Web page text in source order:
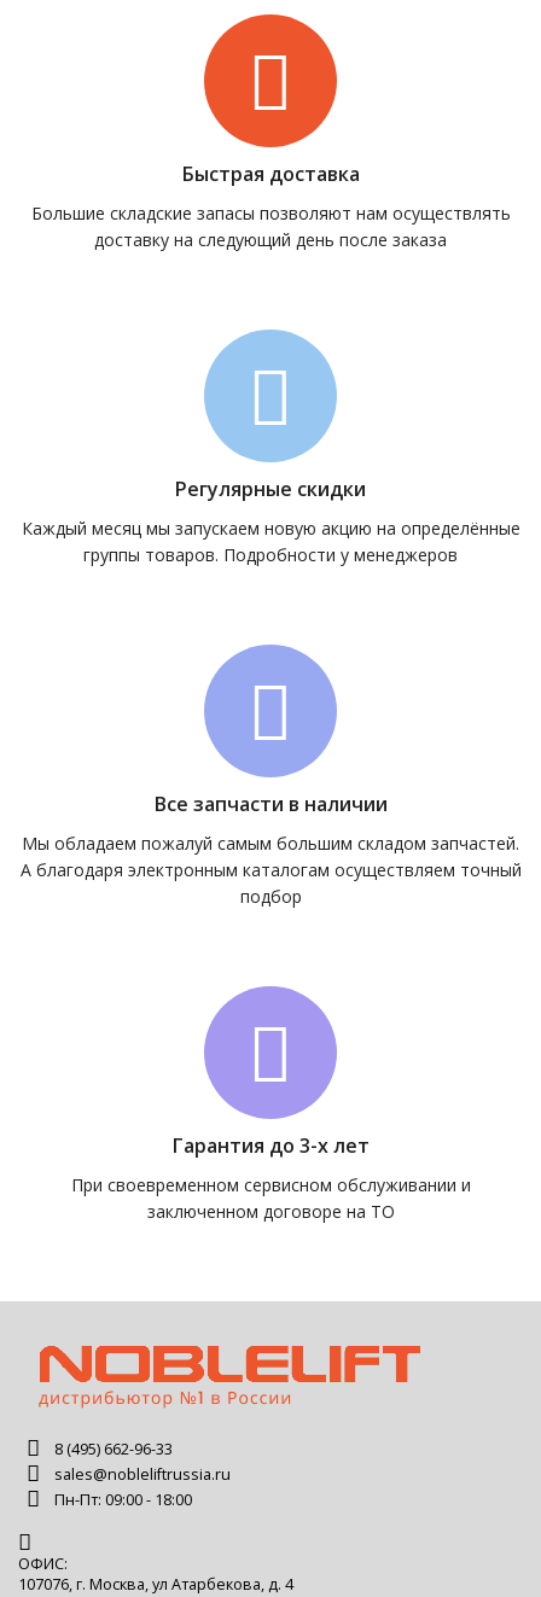
Быстрая доставка
Большие складские запасы позволяют нам осуществлять
доставку на следующий день после заказа
Регулярные скидки
Каждый месяц мы запускаем новую акцию на определённые
группы товаров. Подробности у менеджеров
Все запчасти в наличии
Мы обладаем пожалуй самым большим складом запчастей.
А благодаря электронным каталогам осуществляем точный
подбор
Гарантия до 3-х лет
При своевременном сервисном обслуживании и
заключенном договоре на ТО
8 (495) 662-96-33
sales@nobleliftrussia.ru
Пн-Пт: 09:00 - 18:00
ОФИС:
107076, г. Москва, ул Атарбекова, д. 4